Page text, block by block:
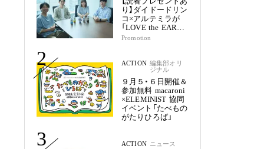
り】ダイドードリン
コ×アルテミラが
「LOVE the EARTH
シリーズ」で目指す
Promotion
2 ACTION 編集部オリ
ジナル
９月５・６日開催＆
参加無料 macaroni
×ELEMINIST 協同
イベント「たべもの
がたりひろば」
3 ACTION ニュース